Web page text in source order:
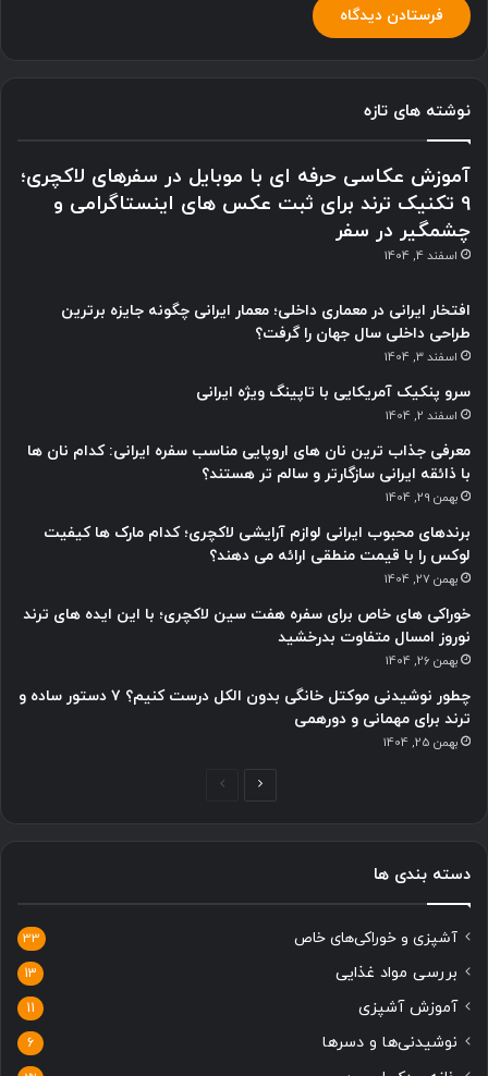
نوشته های تازه
آموزش عکاسی حرفه ای با موبایل در سفرهای لاکچری؛
9 تکنیک ترند برای ثبت عکس های اینستاگرامی و
چشمگیر در سفر
اسفند 4, 1404
افتخار ایرانی در معماری داخلی؛ معمار ایرانی چگونه جایزه برترین
طراحی داخلی سال جهان را گرفت؟
اسفند 3, 1404
سرو پنکیک آمریکایی با تاپینگ ویژه ایرانی
اسفند 2, 1404
معرفی جذاب ترین نان های اروپایی مناسب سفره ایرانی: کدام نان ها
با ذائقه ایرانی سازگارتر و سالم تر هستند؟
بهمن 29, 1404
برندهای محبوب ایرانی لوازم آرایشی لاکچری؛ کدام مارک ها کیفیت
لوکس را با قیمت منطقی ارائه می دهند؟
بهمن 27, 1404
خوراکی های خاص برای سفره هفت سین لاکچری؛ با این ایده های ترند
نوروز امسال متفاوت بدرخشید
بهمن 26, 1404
چطور نوشیدنی موکتل خانگی بدون الکل درست کنیم؟ ۷ دستور ساده و
ترند برای مهمانی و دورهمی
بهمن 25, 1404
صفحه
صفحه
دسته بندی ها
آشپزی و خوراکی‌های خاص 33
بررسی مواد غذایی 13
آموزش آشپزی 11
نوشیدنی‌ها و دسرها 6